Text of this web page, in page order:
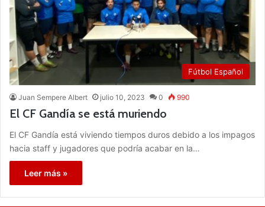
Fútbol Español
Juan Sempere Albert julio 10, 2023 0 990
El CF Gandía se está muriendo
El CF Gandía está viviendo tiempos duros debido a los impagos
hacia staff y jugadores que podría acabar en la…
Leer más »